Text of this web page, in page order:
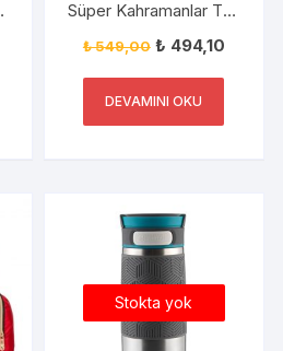
Süper Kahramanlar Tek
Su Matarası 420ml
₺549,00 ₺ 494,10
DEVAMINI OKU
Stokta yok